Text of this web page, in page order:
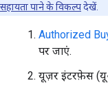
सहायता पाने के विकल्पदेखें.
Authorized
पर जाएं.
यूज़र इंटरफ़ेस